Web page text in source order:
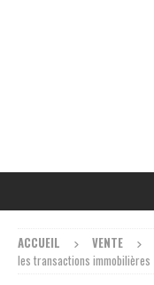
ACCUEIL VENTE
les transactions immobilières